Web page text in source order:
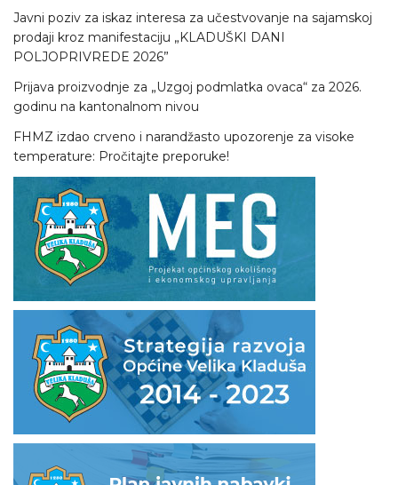
Javni poziv za iskaz interesa za učestvovanje na sajamskoj
prodaji kroz manifestaciju „KLADUŠKI DANI
POLJOPRIVREDE 2026”
Prijava proizvodnje za „Uzgoj podmlatka ovaca“ za 2026.
godinu na kantonalnom nivou
FHMZ izdao crveno i narandžasto upozorenje za visoke
temperature: Pročitajte preporuke!